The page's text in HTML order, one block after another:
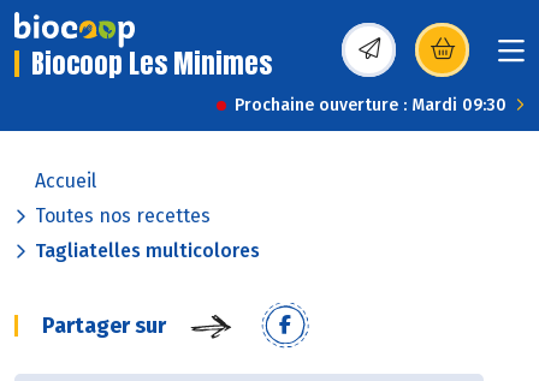
Biocoop Les Minimes (s’ouvre dans une
Prochaine ouverture : Mardi 09:30
Accueil
Toutes nos recettes
Tagliatelles multicolores
Partager sur